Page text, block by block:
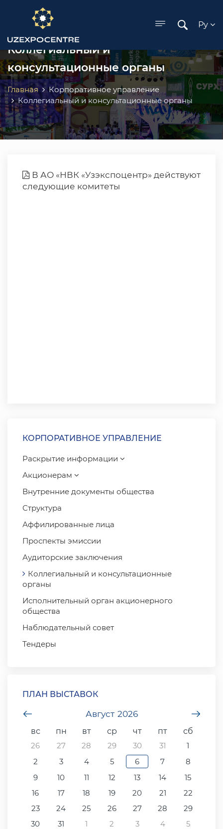
menu
Ру
Коллегиальный и
консультационные органы
Главная
Корпоративное управление
Коллегиальный и консультационные органы
В АО «НВК «Узэкспоцентр» действуют
следующие комитеты
КОРПОРАТИВНОЕ УПРАВЛЕНИЕ
Раскрытие информации
Акционерам
Внутренние документы общества
Структура
Аффилированные лица
Проспекты эмиссии
Аудиторские заключения
Коллегиальный и консультационные
органы
Исполнительный орган акционерного
общества
Наблюдательный совет
Тендеры
ПЛАН ВЫСТАВОК
Август 2026
вс
пн вт ср чт пт
сб
26
27 28 29 30 31
1
2
3 4 5 6 7
8
9
10 11 12 13 14
15
16
17 18 19 20 21
22
23
24 25 26 27 28
29
30
31 1 2 3 4 5